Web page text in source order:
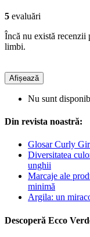
5 evaluări
Încă nu există recenzii
limbi.
Afișează
Nu sunt
Din revista noastră:
Glosar Curly
Diversitatea
unghii
Marcaje ale
minimă
Argila: un
Descoperă Ecco